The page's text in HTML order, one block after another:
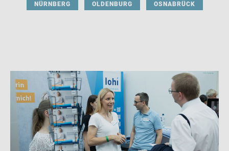
NÜRNBERG OLDENBURG OSNABRÜCK